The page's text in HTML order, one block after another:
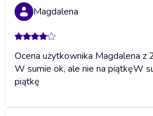
Magdalena
Ocena użytkownika Magdalena z
W sumie ok, ale nie na piątkęW
piątkę